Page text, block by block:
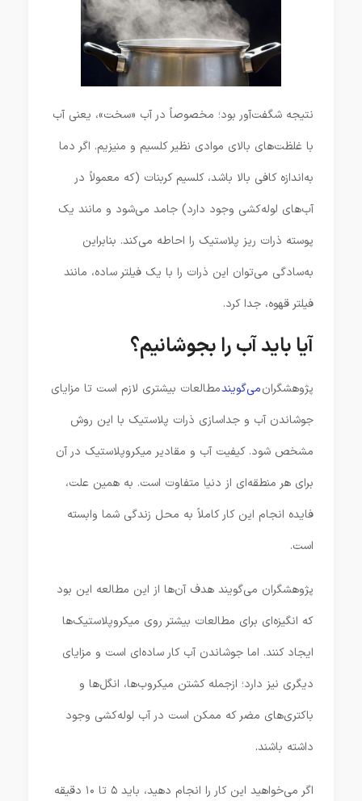
نتیجه شگفت‌آور بود؛ مخصوصاً در آب «سخت»، یعنی آب
با غلظت‌های بالای موادی نظیر کلسیم و منیزیم. اگر دما
به‌اندازه کافی بالا باشد، کلسیم کربنات (که معمولاً در
آب‌های لوله‌کشی وجود دارد) جامد می‌شود و مانند یک
پوسته ذرات ریز پلاستیک را احاطه می‌کند. بنابراین
به‌سادگی می‌توان این ذرات را با یک فیلتر ساده، مانند
فیلتر قهوه، جدا کرد.
آیا باید آب را بجوشانیم؟
پژوهشگرانمی‌گویندمطالعات بیشتری لازم است تا مزایای
جوشاندن آب و جداسازی ذرات پلاستیک با این روش
مشخص شود. کیفیت آب و مقادیر میکروپلاستیک در آن
برای هر منطقه‌ای از دنیا متفاوت است. به همین علت،
فایده انجام این کار کاملاً به محل زندگی شما وابسته
است.
پژوهشگران می‌گویند هدف آن‌ها از این مطالعه این بود
که انگیزه‌ای برای مطالعات بیشتر روی میکروپلاستیک‌ها
ایجاد کنند. اما جوشاندن آب کار ساده‌ای است و مزایای
دیگری نیز دارد؛ ازجمله کشتن میکروب‌ها، انگل‌ها و
باکتری‌های مضر که ممکن است در آب لوله‌کشی وجود
داشته باشند.
اگر می‌خواهید این کار را انجام دهید، باید ۵ تا ۱۰ دقیقه